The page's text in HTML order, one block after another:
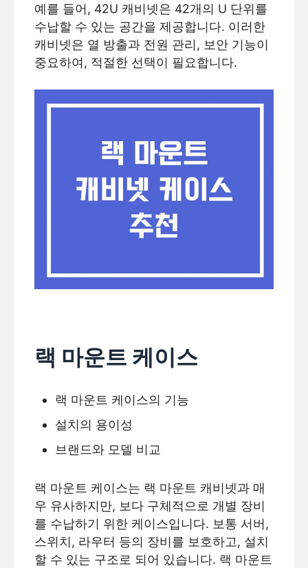
예를 들어, 42U 캐비넷은 42개의 U 단위를
수납할 수 있는 공간을 제공합니다. 이러한
캐비넷은 열 방출과 전원 관리, 보안 기능이
중요하여, 적절한 선택이 필요합니다.
랙 마운트 케이스
랙 마운트 케이스의 기능
설치의 용이성
브랜드와 모델 비교
랙 마운트 케이스는 랙 마운트 캐비넷과 매
우 유사하지만, 보다 구체적으로 개별 장비
를 수납하기 위한 케이스입니다. 보통 서버,
스위치, 라우터 등의 장비를 보호하고, 설치
할 수 있는 구조로 되어 있습니다. 랙 마운트